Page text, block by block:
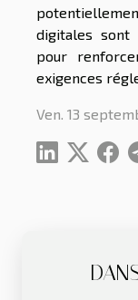
digitales sont
pour
exigences
Ven. 13